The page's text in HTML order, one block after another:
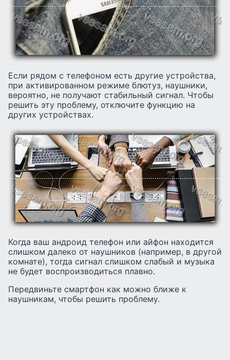
Если рядом с телефоном есть другие устройства,
при активированном режиме блютуз, наушники,
вероятно, не получают стабильный сигнал. Чтобы
решить эту проблему, отключите функцию на
других устройствах.
Когда ваш андроид телефон или айфон находится
слишком далеко от наушников (например, в другой
комнате), тогда сигнал слишком слабый и музыка
не будет воспроизводиться плавно.
Передвиньте смартфон как можно ближе к
наушникам, чтобы решить проблему.